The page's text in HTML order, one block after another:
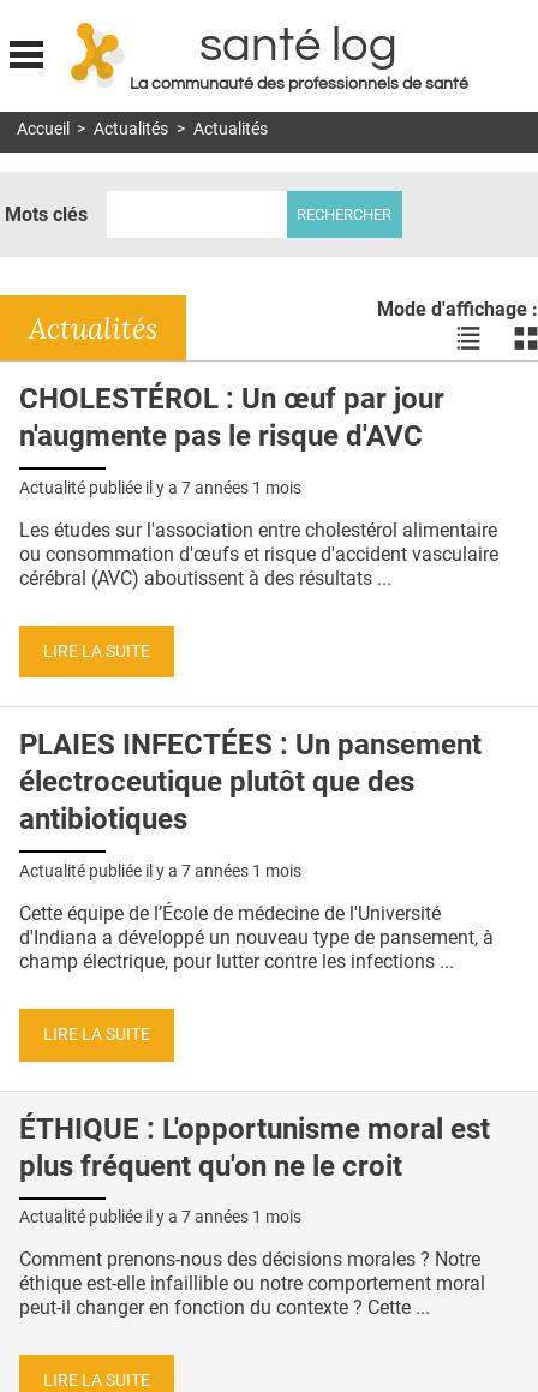
Jump to navigation
santé log
La communauté des professionnels de santé
MON COMPTE
DOSSIERS
RÉSEAUX
E-REVUE SAD
THÉMA
QUI SOMMES-NOUS ?
CONDITIONS GÉNÉRALES
CRÉDITS
Accueil > Actualités > Actualités
Mots clés
Mode d'affichage :
Voir
les
les
Actualités
CHOLESTÉROL : Un œuf par jour
n'augmente pas le risque d'AVC
Actualité publiée il y a 7 années 1 mois
Les études sur l'association entre cholestérol alimentaire
ou consommation d'œufs et risque d'accident vasculaire
cérébral (AVC) aboutissent à des résultats ...
LIRE LA SUITE
PLAIES INFECTÉES : Un pansement
électroceutique plutôt que des
antibiotiques
Actualité publiée il y a 7 années 1 mois
Cette équipe de l’École de médecine de l'Université
d'Indiana a développé un nouveau type de pansement, à
champ électrique, pour lutter contre les infections ...
LIRE LA SUITE
ÉTHIQUE : L'opportunisme moral est
plus fréquent qu'on ne le croit
Actualité publiée il y a 7 années 1 mois
Comment prenons-nous des décisions morales ? Notre
éthique est-elle infaillible ou notre comportement moral
peut-il changer en fonction du contexte ? Cette ...
LIRE LA SUITE